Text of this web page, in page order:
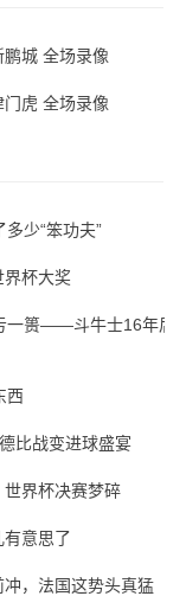
城 全场录像
虎 全场录像
少“笨功夫”
杯大奖
一篑——斗牛士16年后
西
比战变进球盛宴
界杯决赛梦碎
意思了
，法国这势头真猛